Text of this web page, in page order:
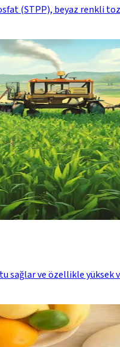
(STPP), beyaz renkli
ve özellikle yüksek